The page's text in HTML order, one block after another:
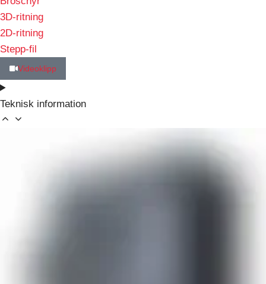
3D-ritning
2D-ritning
Stepp-fil
Videoklipp
Teknisk information